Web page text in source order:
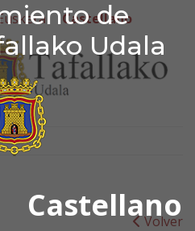
de
Udala
Castellano
de
Euskera Castellano
Volver